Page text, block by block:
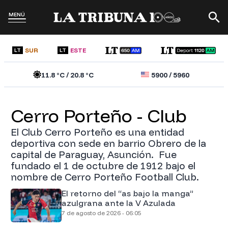
MENÚ
LT SUR LT ESTE
11.8°C /20.8°C 5900/5960
Cerro Porteño - Club
El Club Cerro Porteño es una entidad
deportiva con sede en barrio Obrero de la
capital de Paraguay, Asunción. ​ Fue
fundado el 1 de octubre de 1912 bajo el
nombre de Cerro Porteño Football Club.
El retorno del “as bajo la manga”
azulgrana ante la V Azulada
7 de agosto de 2026 - 06:05